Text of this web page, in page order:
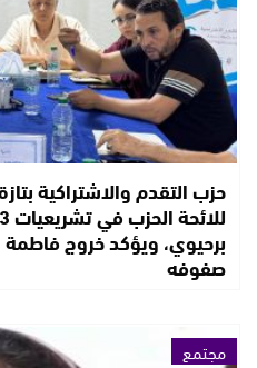
حزب التقدم والاشتراكية
برحيوي، ويؤكد خروج فاطمة
صفوفه
مجتمع